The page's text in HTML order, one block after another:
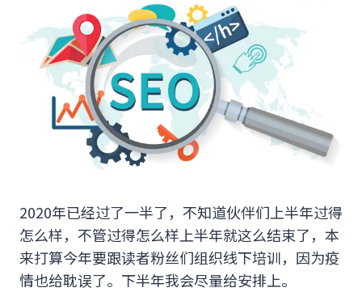
2020年已经过了一半了，不知道伙伴们上半年过得
怎么样，不管过得怎么样上半年就这么结束了，本
来打算今年要跟读者粉丝们组织线下培训，因为疫
情也给耽误了。下半年我会尽量给安排上。